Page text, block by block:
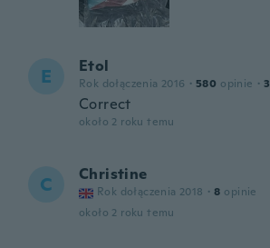
E Etol
Rok dołączenia 2016 · 580 opinie ·
Correct
około 2 roku temu
C Christine
Rok dołączenia 2018 · 8 opinie
około 2 roku temu